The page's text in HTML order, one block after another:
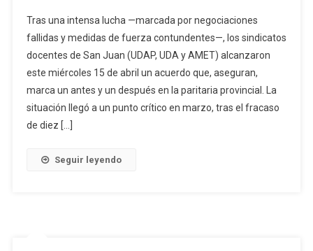
Tras una intensa lucha —marcada por negociaciones
fallidas y medidas de fuerza contundentes—, los sindicatos
docentes de San Juan (UDAP, UDA y AMET) alcanzaron
este miércoles 15 de abril un acuerdo que, aseguran,
marca un antes y un después en la paritaria provincial. La
situación llegó a un punto crítico en marzo, tras el fracaso
de diez […]
Seguir leyendo